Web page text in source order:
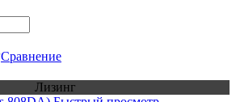
Сравнение
Лизинг